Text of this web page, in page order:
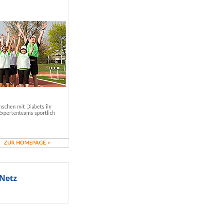
mit Diabets ihr
sportlich
ZUR HOMEPAGE >